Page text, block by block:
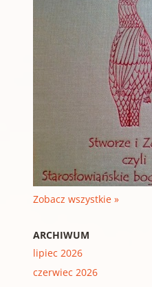
Zobacz wszystkie »
ARCHIWUM
lipiec 2026
czerwiec 2026